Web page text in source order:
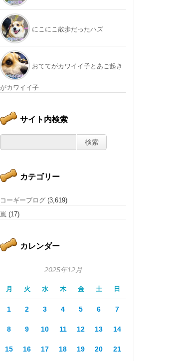
にこにこ散歩だったハズ
おててがカワイイ子とあご起き
がカワイイ子
サイト内検索
カテゴリー
コーギーブログ (3,619)
嵐 (17)
カレンダー
2025年12月
月 火 水 木 金 土 日
1 2 3 4 5 6 7
8 9 10 11 12 13 14
15 16 17 18 19 20 21